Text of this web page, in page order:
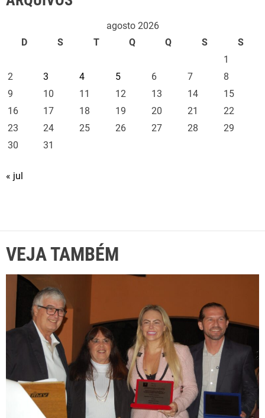
agosto 2026
D
S T Q Q S
S
1
2
3 4 5 6 7
8
9
10 11 12 13 14
15
16
17 18 19 20 21
22
23
24 25 26 27 28
29
30
31
« jul
VEJA TAMBÉM